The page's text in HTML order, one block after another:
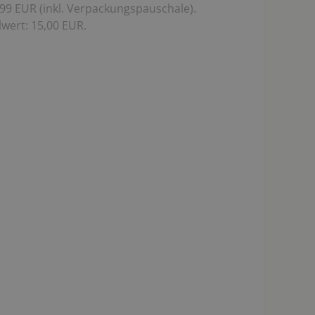
EUR (inkl. Verpackungspauschale).
15,00 EUR.